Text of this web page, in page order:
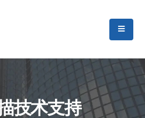
技术支持